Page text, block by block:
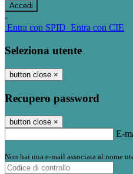
-
Entra con SPID Entra con CIE
Seleziona utente
button close ×
Recupero password
button close ×
E-
Non hai una e-mail associata al nome